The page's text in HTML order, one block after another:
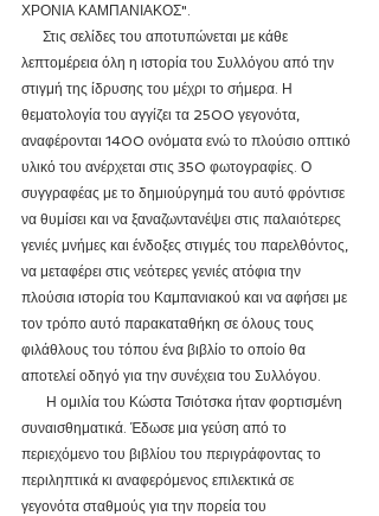
ΧΡΟΝΙΑ ΚΑΜΠΑΝΙΑΚΟΣ".
λεπτομέρεια όλη η ιστορία του Συλλόγου από την
στιγμή της ίδρυσης του μέχρι το σήμερα. Η
θεματολογία του αγγίζει τα 2500 γεγονότα,
αναφέρονται 1400 ονόματα ενώ το πλούσιο οπτικό
υλικό του ανέρχεται στις 350 φωτογραφίες. Ο
συγγραφέας με το δημιούργημά του αυτό φρόντισε
να θυμίσει και να ξαναζωντανέψει στις παλαιότερες
γενιές μνήμες και ένδοξες στιγμές του παρελθόντος,
να μεταφέρει στις νεότερες γενιές ατόφια την
πλούσια ιστορία του Καμπανιακού και να αφήσει με
τον τρόπο αυτό παρακαταθήκη σε όλους τους
φιλάθλους του τόπου ένα βιβλίο το οποίο θα
αποτελεί οδηγό για την συνέχεια του Συλλόγου.
συναισθηματικά. Έδωσε μια γεύση από το
περιεχόμενο του βιβλίου του περιγράφοντας το
περιληπτικά κι αναφερόμενος επιλεκτικά σε
γεγονότα σταθμούς για την πορεία του